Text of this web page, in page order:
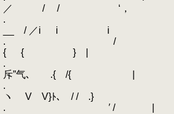
／ / / ‘，
.
__ / ／i i i
. / __ ／
{ { } |
. ￣
斥”气､ .{ /{ |
. '{ `^
ヽ V V}ﾄ､ / / .}
. ′ / | ､